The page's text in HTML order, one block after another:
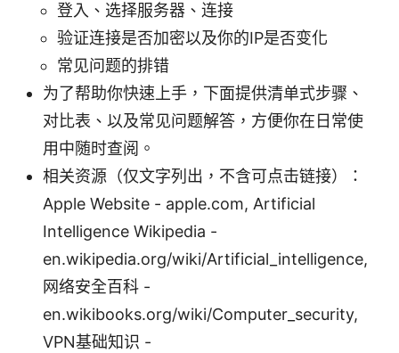
登入、选择服务器、连接
验证连接是否加密以及你的IP是否变化
常见问题的排错
为了帮助你快速上手，下面提供清单式步骤、
对比表、以及常见问题解答，方便你在日常使
用中随时查阅。
相关资源（仅文字列出，不含可点击链接）：
Apple Website - apple.com, Artificial
Intelligence Wikipedia -
en.wikipedia.org/wiki/Artificial_intelligence,
网络安全百科 -
en.wikibooks.org/wiki/Computer_security,
VPN基础知识 -